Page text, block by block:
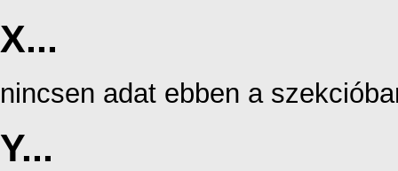
X...
nincsen adat ebben a
Y...